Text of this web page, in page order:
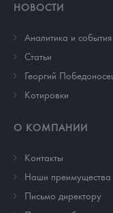
НОВОСТИ
Аналитика и события
Cтатьи
Георгий
Котировки
О КОМПАНИИ
Контакты
Наши преимущества
Письмо директору